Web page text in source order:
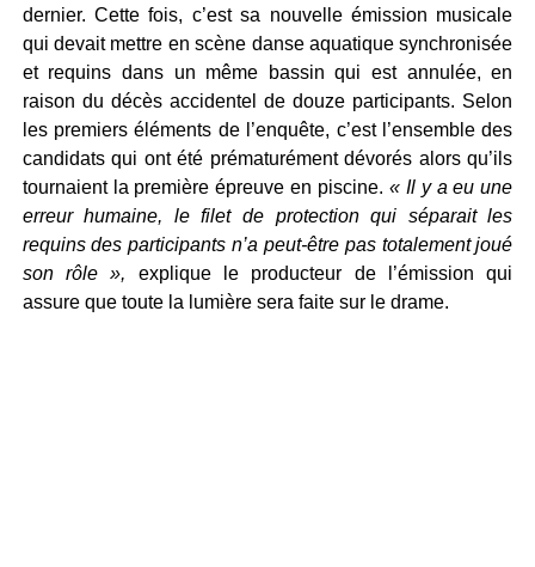
dernier. Cette fois, c’est sa nouvelle émission musicale
qui devait mettre en scène danse aquatique synchronisée
et requins dans un même bassin qui est annulée, en
raison du décès accidentel de douze participants. Selon
les premiers éléments de l’enquête, c’est l’ensemble des
candidats qui ont été prématurément dévorés alors qu’ils
tournaient la première épreuve en piscine. « Il y a eu une
erreur humaine, le filet de protection qui séparait les
requins des participants n’a peut-être pas totalement joué
son rôle », explique le producteur de l’émission qui
assure que toute la lumière sera faite sur le drame.